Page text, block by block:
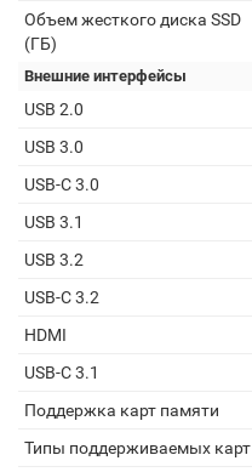
Объем жесткого диска SSD
(ГБ)
Внешние интерфейсы
USB 2.0
USB 3.0
USB-C 3.0
USB 3.1
USB 3.2
USB-C 3.2
HDMI
USB-C 3.1
Поддержка карт памяти
Типы поддерживаемых карт